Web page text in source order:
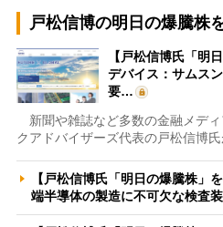
戸松信博の明日の爆騰株
【戸松信博氏「明
デバイス：サムス
要…
新聞や雑誌など多数の金融メデ
クアドバイザーズ代表の戸松信博
【戸松信博氏「明日の爆騰株」
端半導体の製造に不可欠な検査